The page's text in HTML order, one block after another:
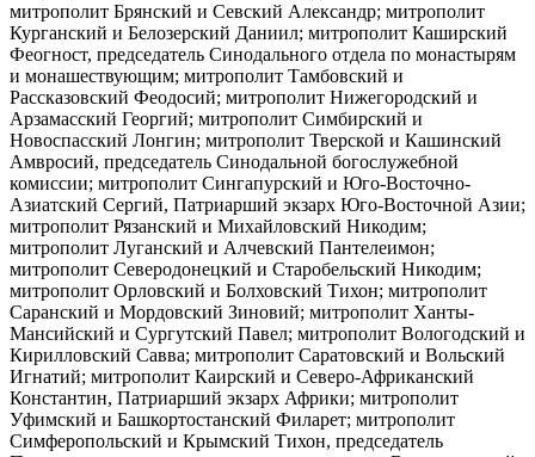
митрополит Брянский и Севский Александр; митрополит
Курганский и Белозерский Даниил; митрополит Каширский
Феогност, председатель Синодального отдела по монастырям
и монашествующим; митрополит Тамбовский и
Рассказовский Феодосий; митрополит Нижегородский и
Арзамасский Георгий; митрополит Симбирский и
Новоспасский Лонгин; митрополит Тверской и Кашинский
Амвросий, председатель Синодальной богослужебной
комиссии; митрополит Сингапурский и Юго-Восточно-
Азиатский Сергий, Патриарший экзарх Юго-Восточной Азии;
митрополит Рязанский и Михайловский Никодим;
митрополит Луганский и Алчевский Пантелеимон;
митрополит Северодонецкий и Старобельский Никодим;
митрополит Орловский и Болховский Тихон; митрополит
Саранский и Мордовский Зиновий; митрополит Ханты-
Мансийский и Сургутский Павел; митрополит Вологодский и
Кирилловский Савва; митрополит Саратовский и Вольский
Игнатий; митрополит Каирский и Северо-Африканский
Константин, Патриарший экзарх Африки; митрополит
Уфимский и Башкортостанский Филарет; митрополит
Симферопольский и Крымский Тихон, председатель